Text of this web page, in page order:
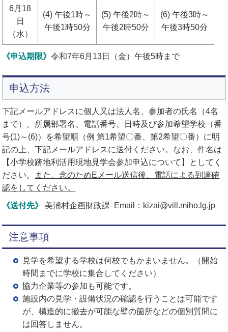
6月18
日
（水）
(4) 午後1時～
午後1時50分
(5) 午後2時～
午後2時50分
(6) 午後3時～
午後3時50分
《申込期限》令和7年6月13日（金）午後5時まで
申込方法
下記メールアドレスに個人又は法人名、参加者の氏名（4名
まで）、所属部署名、電話番号、日時及び参加希望学校（番
号(1)～(6)）を希望順（例 第1希望〇番、第2希望〇番）に明
記の上、下記メールアドレスに送付ください。なお、件名は
【小学校跡地利活用現地見学会参加申込について】としてく
ださい。
また、念のためEメール送信後、電話による到達確
認をしてください。
《送付先》 美浦村企画財政課 Email：kizai@vill.miho.lg.jp
注意事項
見学を希望する学校は何校でもかまいません。（開始
時間までに学校に集合してください）
協力企業等の参加も可能です。
施設内の見学・設備状況の確認を行うことは可能です
が、構造的に撤去が可能な壁の箇所などの個別質問に
は回答しません。